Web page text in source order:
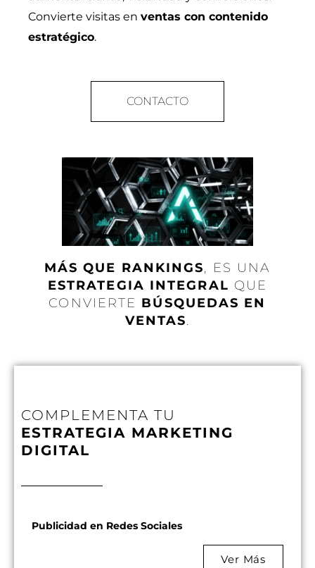
Convierte visitas enventas con contenido
estratégico.
CONTACTO
MÁS QUE RANKINGS, ES UNA
ESTRATEGIA INTEGRAL QUE
CONVIERTE BÚSQUEDAS EN
VENTAS.
COMPLEMENTA TU
ESTRATEGIA MARKETING
DIGITAL
Publicidad en Redes Sociales
Ver Más